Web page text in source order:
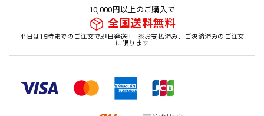
10,000円以上のご購入で
全国送料無料
平日は15時までのご注文で即日発送!! ※お支払済み、ご決済済みのご注文
に限ります